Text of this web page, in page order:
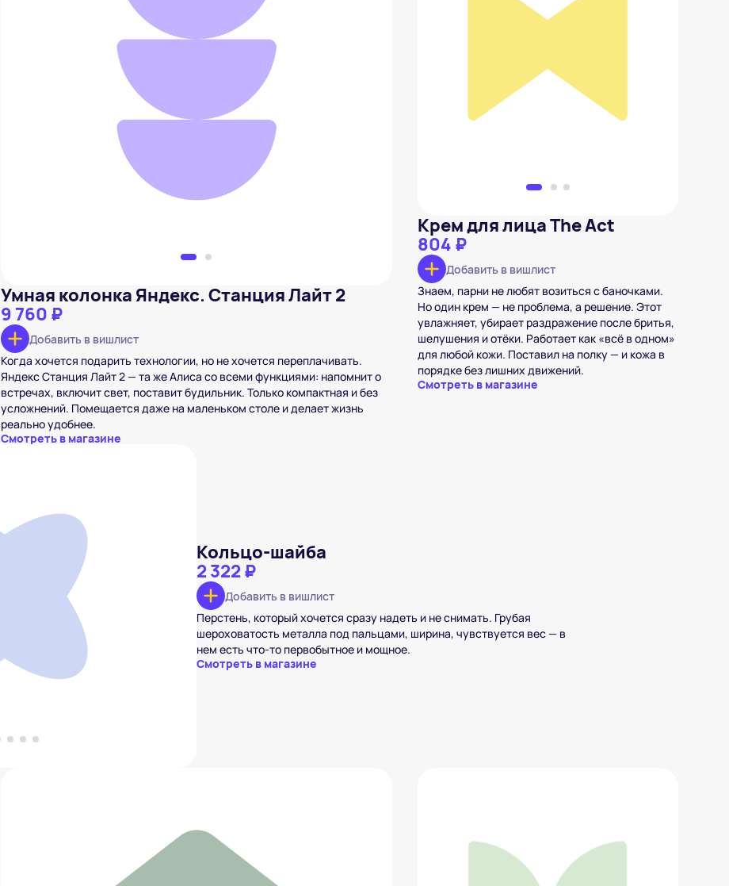
Умная колонка Яндекс. Станция Лайт 2
Добавить в вишлист
Умная колонка Яндекс. Станция Лайт 2
9 760 ₽
Добавить в вишлист
Когда хочется подарить технологии, но не хочется переплачивать.
Яндекс Станция Лайт 2 — та же Алиса со всеми функциями: напомнит о
встречах, включит свет, поставит будильник. Только компактная и без
усложнений. Помещается даже на маленьком столе и делает жизнь
реально удобнее.
Смотреть в магазине
Добавить в вишлист
Крем для лица The Act
804 ₽
Добавить в вишлист
Знаем, парни не любят возиться с баночками.
Но один крем — не проблема, а решение. Этот
увлажняет, убирает раздражение после бритья,
шелушения и отёки. Работает как «всё в одном»
для любой кожи. Поставил на полку — и кожа в
порядке без лишних движений.
Смотреть в магазине
Кольцо-шайба
2 322 ₽
Добавить в вишлист
Перстень, который хочется сразу надеть и не снимать. Грубая
шероховатость металла под пальцами, ширина, чувствуется вес — в
нем есть что-то первобытное и мощное.
Смотреть в магазине